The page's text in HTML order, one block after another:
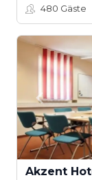
480 Gäste
Akzent